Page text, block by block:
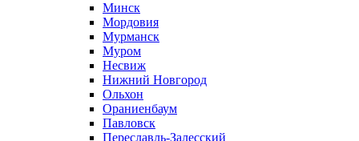
Минск
Мордовия
Мурманск
Муром
Несвиж
Нижний Новгород
Ольхон
Ораниенбаум
Павловск
Переславль-Залесский